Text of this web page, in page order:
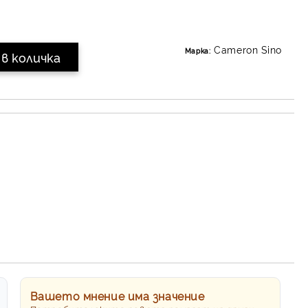
Марка: Cameron Sino
Вашето мнение има значение